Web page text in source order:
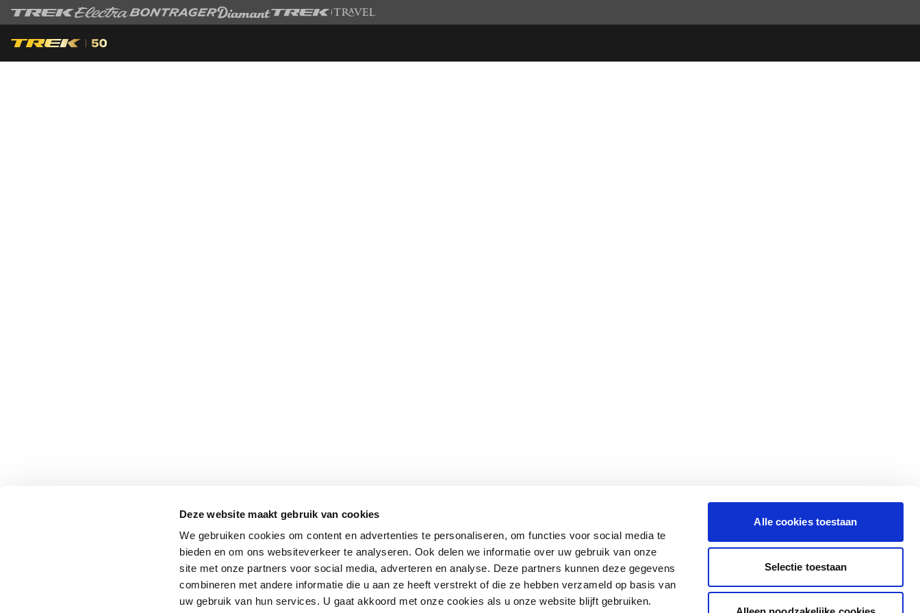
Deze website maakt gebruik van cookies
We gebruiken cookies om content en advertenties te personaliseren, om functies voor social media te
bieden en om ons websiteverkeer te analyseren. Ook delen we informatie over uw gebruik van onze
site met onze partners voor social media, adverteren en analyse. Deze partners kunnen deze gegevens
combineren met andere informatie die u aan ze heeft verstrekt of die ze hebben verzameld op basis van
uw gebruik van hun services. U gaat akkoord met onze cookies als u onze website blijft gebruiken.
Alle cookies toestaan
Selectie toestaan